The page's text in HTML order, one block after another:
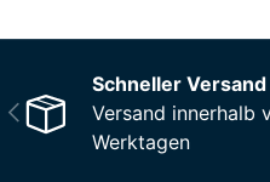
Previous
Schneller Versand
Versand innerhalb
Werktagen